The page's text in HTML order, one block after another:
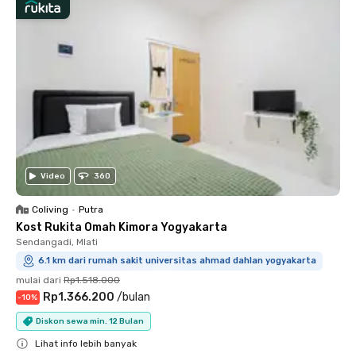
Video 360
Coliving • Putra
Kost Rukita Omah Kimora Yogyakarta
Sendangadi, Mlati
6.1 km dari rumah sakit universitas ahmad dahlan yogyakarta
mulai dari Rp1.518.000
-10% Rp1.366.200 /bulan
Diskon sewa min. 12 Bulan
Lihat info lebih banyak